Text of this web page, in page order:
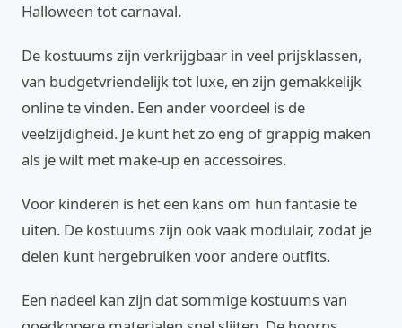
Halloween tot carnaval.
De kostuums zijn verkrijgbaar in veel prijsklassen,
van budgetvriendelijk tot luxe, en zijn gemakkelijk
online te vinden. Een ander voordeel is de
veelzijdigheid. Je kunt het zo eng of grappig maken
als je wilt met make-up en accessoires.
Voor kinderen is het een kans om hun fantasie te
uiten. De kostuums zijn ook vaak modulair, zodat je
delen kunt hergebruiken voor andere outfits.
Een nadeel kan zijn dat sommige kostuums van